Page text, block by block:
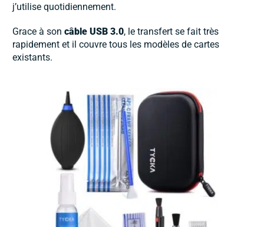
j’utilise quotidiennement.
Grace à son câble USB 3.0, le transfert se fait très
rapidement et il couvre tous les modèles de cartes
existants.